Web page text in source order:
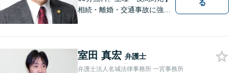
相続・離婚・交通事故に強い
ムを組んで最善の解決策をご
提案いたします。
る
室田 真宏 弁護士
弁護士法人名城法律事務所 一宮事務所